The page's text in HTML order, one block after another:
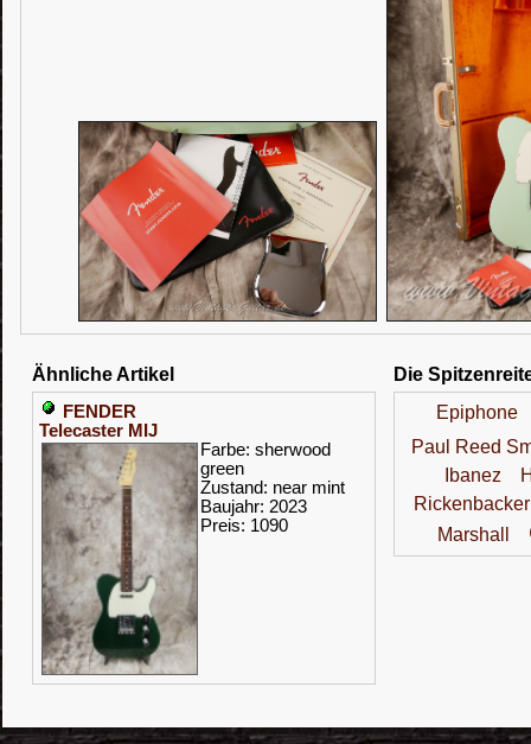
Ähnliche Artikel
FENDER
Telecaster MIJ
Farbe: sherwood
green
Zustand: near mint
Baujahr: 2023
Preis: 1090
Die
Epiphone
Paul Reed
Ibanez
Rickenbacker
Marshall